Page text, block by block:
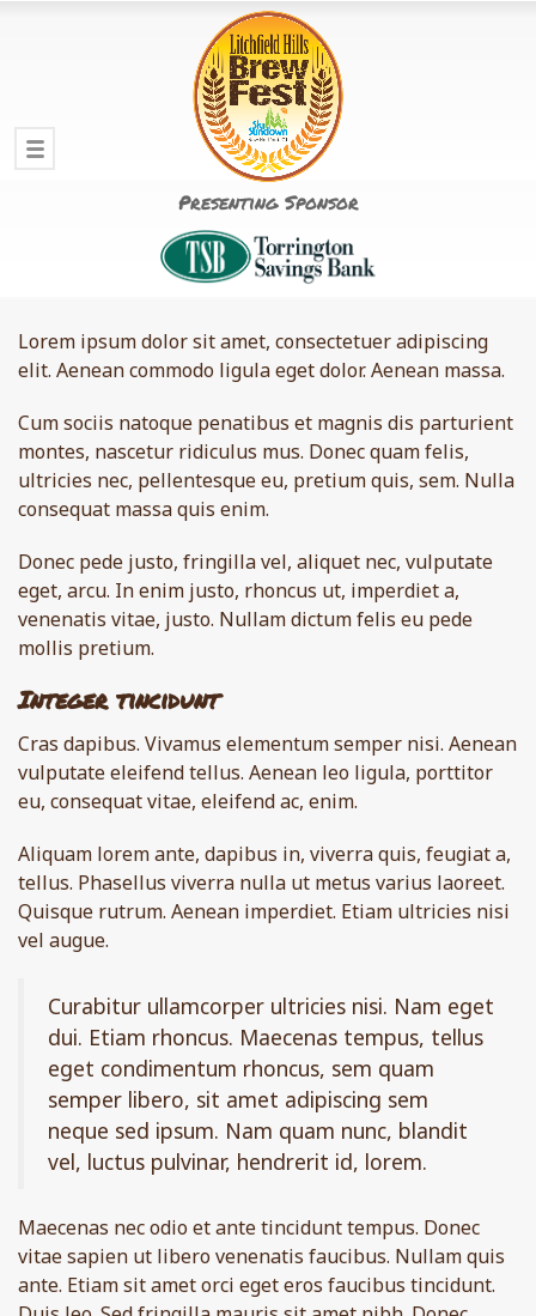
Presenting Sponsor
Lorem ipsum dolor sit amet, consectetuer adipiscing
elit. Aenean commodo ligula eget dolor. Aenean massa.
Cum sociis natoque penatibus et magnis dis parturient
montes, nascetur ridiculus mus. Donec quam felis,
ultricies nec, pellentesque eu, pretium quis, sem. Nulla
consequat massa quis enim.
Donec pede justo, fringilla vel, aliquet nec, vulputate
eget, arcu. In enim justo, rhoncus ut, imperdiet a,
venenatis vitae, justo. Nullam dictum felis eu pede
mollis pretium.
Integer tincidunt
Cras dapibus. Vivamus elementum semper nisi. Aenean
vulputate eleifend tellus. Aenean leo ligula, porttitor
eu, consequat vitae, eleifend ac, enim.
Aliquam lorem ante, dapibus in, viverra quis, feugiat a,
tellus. Phasellus viverra nulla ut metus varius laoreet.
Quisque rutrum. Aenean imperdiet. Etiam ultricies nisi
vel augue.
Curabitur ullamcorper ultricies nisi. Nam eget
dui. Etiam rhoncus. Maecenas tempus, tellus
eget condimentum rhoncus, sem quam
semper libero, sit amet adipiscing sem
neque sed ipsum. Nam quam nunc, blandit
vel, luctus pulvinar, hendrerit id, lorem.
Maecenas nec odio et ante tincidunt tempus. Donec
vitae sapien ut libero venenatis faucibus. Nullam quis
ante. Etiam sit amet orci eget eros faucibus tincidunt.